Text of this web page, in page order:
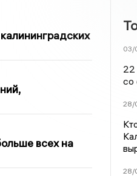
всех на
03/
22
со
28/
28/